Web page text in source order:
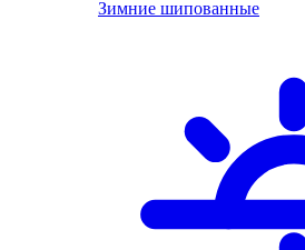
Зимние шипованные